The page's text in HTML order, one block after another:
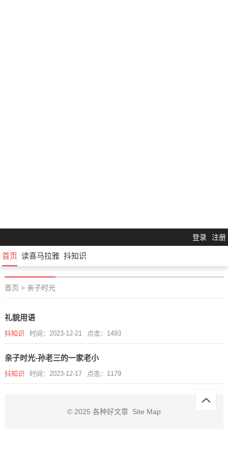
登录 注册
首页 读喜马拉雅 抖知识
首页 > 亲子时光
礼貌用语
抖知识 时间：2023-12-21 点击：1493
亲子时光-孙老三的一家老小
抖知识 时间：2023-12-17 点击：1179
© 2025 各种好文章 Site Map